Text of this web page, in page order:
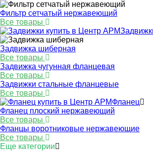
Фильтр сетчатый нержавеющий
Все товары
Задвижка шиберная
Все товары
Задвижка чугунная фланцевая
Все товары
Задвижки стальные фланцевые
Все товары
Фланец
Фланец плоский нержавеющий
Все товары
Фланцы воротниковые нержавеющие
Все товары
Еще категории